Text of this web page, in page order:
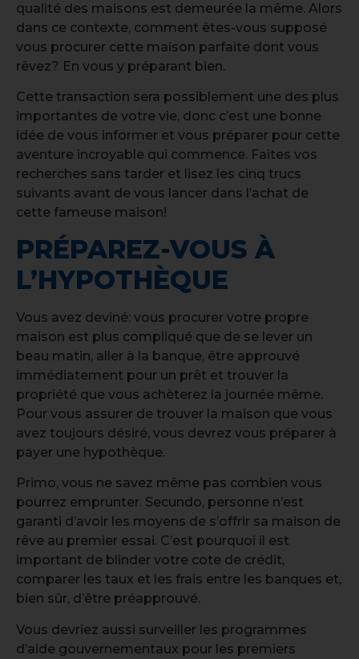
qualité des maisons est demeurée la même. Alors
dans ce contexte, comment êtes-vous supposé
vous procurer cette maison parfaite dont vous
rêvez? En vous y préparant bien.
Cette transaction sera possiblement une des plus
importantes de votre vie, donc c’est une bonne
idée de vous informer et vous préparer pour cette
aventure incroyable qui commence. Faites vos
recherches sans tarder et lisez les cinq trucs
suivants avant de vous lancer dans l’achat de
cette fameuse maison!
PRÉPAREZ-VOUS À
L’HYPOTHÈQUE
Vous avez deviné: vous procurer votre propre
maison est plus compliqué que de se lever un
beau matin, aller à la banque, être approuvé
immédiatement pour un prêt et trouver la
propriété que vous achèterez la journée même.
Pour vous assurer de trouver la maison que vous
avez toujours désiré, vous devrez vous préparer à
payer une hypothèque.
Primo, vous ne savez même pas combien vous
pourrez emprunter. Secundo, personne n’est
garanti d’avoir les moyens de s’offrir sa maison de
rêve au premier essai. C’est pourquoi il est
important de blinder votre cote de crédit,
comparer les taux et les frais entre les banques et,
bien sûr, d’être préapprouvé.
Vous devriez aussi surveiller les programmes
d’aide gouvernementaux pour les premiers